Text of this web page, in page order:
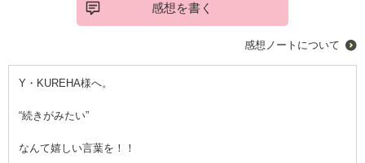
感想を書く
感想ノートについて
Y・KUREHA様へ。
“続きがみたい”
なんて嬉しい言葉を！！